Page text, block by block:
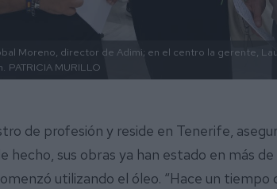
Moreno, director de Adimi; en el centro la gerente,
PATRICIA MURILLO
de profesión y reside en Tenerife,
hecho, sus obras ya han estado en más
utilizando el óleo. “Hace un tiempo